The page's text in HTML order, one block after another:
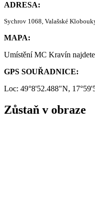
ADRESA:
Sychrov 1068, Valašské
MAPA:
Umístění MC Kravín
GPS SOUŘADNICE:
Loc: 49°8'52.488"N,
Zůstaň v obraze